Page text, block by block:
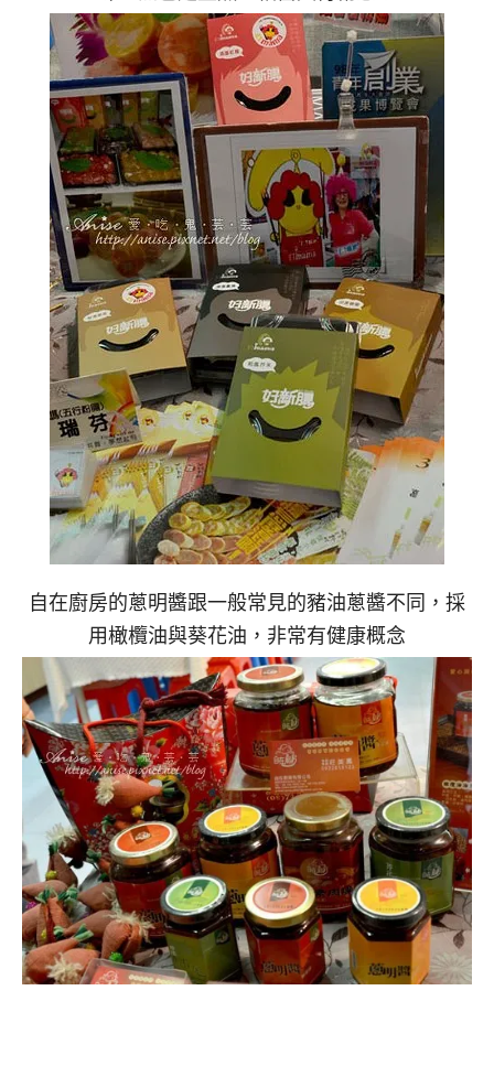
自在廚房的蔥明醬跟一般常見的豬油蔥醬不同，採
用橄欖油與葵花油，非常有健康概念